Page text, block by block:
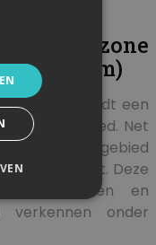
zone
- 4330m)
biedt een
natuurgebied. Net
u in berggebied
valt. Deze
laten rusten en
onder